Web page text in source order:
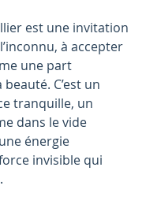
est une invitation
à accepter
une part
C’est un
tranquille, un
dans le vide
énergie
invisible qui